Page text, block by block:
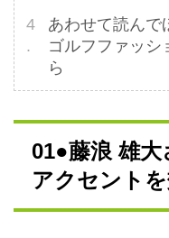
あわせて読んで
ゴルフファッシ
ら
01●藤浪 雄大
アクセント